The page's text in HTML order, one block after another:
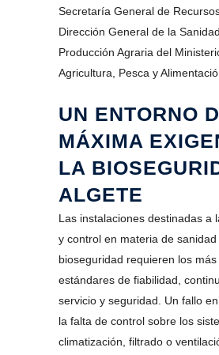
Secretaría General de
Dirección General de la
Producción Agraria del
Agricultura, Pesca y
UN ENTORNO
MÁXIMA
LA
ALGETE
Las instalaciones destinadas a
y control en materia de
bioseguridad requieren los
estándares de fiabilidad,
servicio y seguridad. Un fallo
la falta de control sobre los
climatización, filtrado o